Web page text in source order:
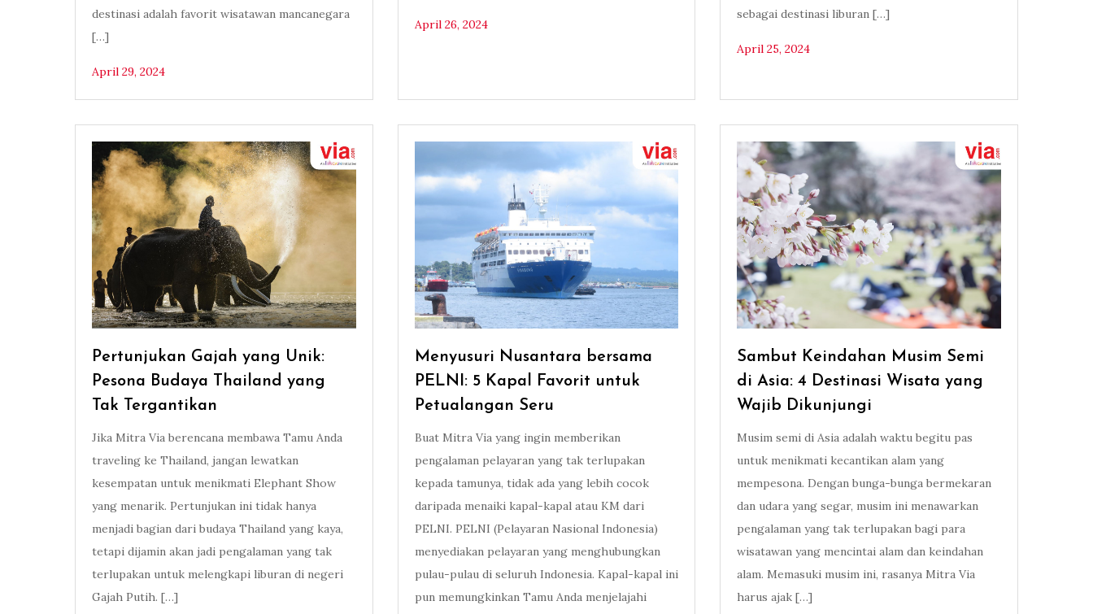
destinasi adalah favorit wisatawan mancanegara
[…]
April 29, 2024
April 26, 2024
sebagai destinasi liburan […]
April 25, 2024
Pertunjukan Gajah yang Unik:
Pesona Budaya Thailand yang
Tak Tergantikan
Jika Mitra Via berencana membawa Tamu Anda
traveling ke Thailand, jangan lewatkan
kesempatan untuk menikmati Elephant Show
yang menarik. Pertunjukan ini tidak hanya
menjadi bagian dari budaya Thailand yang kaya,
tetapi dijamin akan jadi pengalaman yang tak
terlupakan untuk melengkapi liburan di negeri
Gajah Putih. […]
Menyusuri Nusantara bersama
PELNI: 5 Kapal Favorit untuk
Petualangan Seru
Buat Mitra Via yang ingin memberikan
pengalaman pelayaran yang tak terlupakan
kepada tamunya, tidak ada yang lebih cocok
daripada menaiki kapal-kapal atau KM dari
PELNI. PELNI (Pelayaran Nasional Indonesia)
menyediakan pelayaran yang menghubungkan
pulau-pulau di seluruh Indonesia. Kapal-kapal ini
pun memungkinkan Tamu Anda menjelajahi
Sambut Keindahan Musim Semi
di Asia: 4 Destinasi Wisata yang
Wajib Dikunjungi
Musim semi di Asia adalah waktu begitu pas
untuk menikmati kecantikan alam yang
mempesona. Dengan bunga-bunga bermekaran
dan udara yang segar, musim ini menawarkan
pengalaman yang tak terlupakan bagi para
wisatawan yang mencintai alam dan keindahan
alam. Memasuki musim ini, rasanya Mitra Via
harus ajak […]